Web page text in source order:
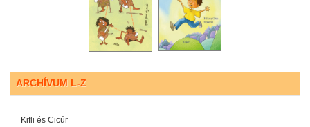
ARCHÍVUM L-Z
Kifli és Cicúr